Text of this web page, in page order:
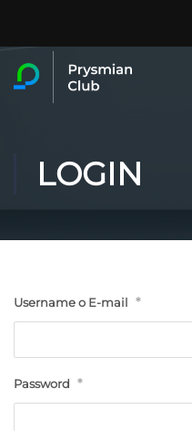
LOGIN
Username o E-mail *
Password *